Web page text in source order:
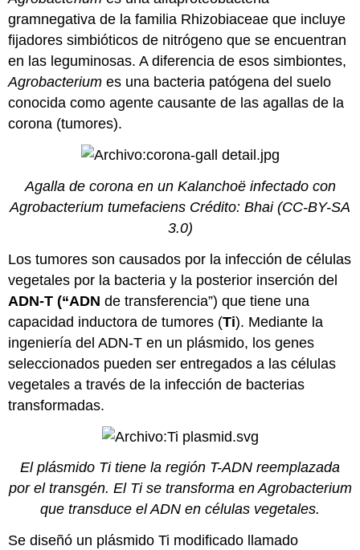
gramnegativa de la familia Rhizobiaceae que incluye
fijadores simbióticos de nitrógeno que se encuentran
en las leguminosas. A diferencia de esos simbiontes,
Agrobacterium es una bacteria patógena del suelo
conocida como agente causante de las agallas de la
corona (tumores).
Agalla de corona en un Kalanchoë infectado con
Agrobacterium tumefaciens Crédito: Bhai (CC-BY-SA
3.0)
Los tumores son causados por la infección de células
vegetales por la bacteria y la posterior inserción del
ADN-T (“ADN de transferencia”) que tiene una
capacidad inductora de tumores (Ti). Mediante la
ingeniería del ADN-T en un plásmido, los genes
seleccionados pueden ser entregados a las células
vegetales a través de la infección de bacterias
transformadas.
El plásmido Ti tiene la región T-ADN reemplazada
por el transgén. El Ti se transforma en Agrobacterium
que transduce el ADN en células vegetales.
Se diseñó un plásmido Ti modificado llamado